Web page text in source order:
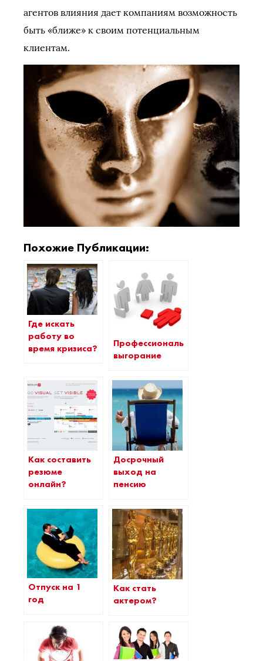
агентов влияния дает компаниям возможность
быть «ближе» к своим потенциальным
клиентам.
Похожие Публикации:
Где искать
работу во
время кризиса?
Профессиональное
выгорание
Как составить
резюме
онлайн?
Досрочный
выход на
пенсию
Отпуск на 1
год
Как стать
актером?